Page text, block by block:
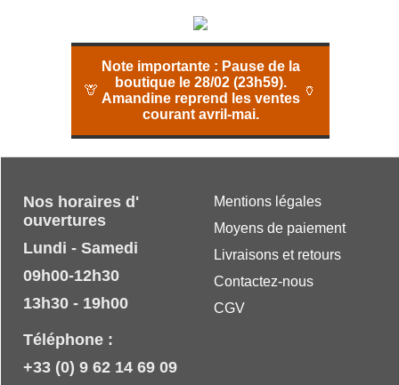
🦒
Note importante : Pause de la
boutique le 28/02 (23h59).
Amandine reprend les ventes
courant avril-mai.
🏺
Mentions légales
Moyens de paiement
Livraisons et retours
Contactez-nous
CGV
Nos horaires d'
ouvertures
Lundi - Samedi
09h00-12h30
13h30 - 19h00
Téléphone :
+33 (0) 9 62 14 69 09